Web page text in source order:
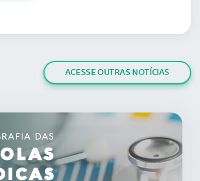
ACESSE OUTRAS NOTÍCIAS